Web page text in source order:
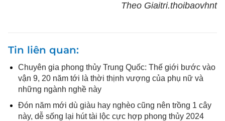
Theo Giaitri.thoibaovhnt
Tin liên quan
Chuyên gia phong thủy Trung Quốc: Thế giới bước vào
vận 9, 20 năm tới là thời thịnh vượng của phụ nữ và
những ngành nghề này
Đón năm mới dù giàu hay nghèo cũng nên trồng 1 cây
này, dễ sống lại hút tài lộc cực hợp phong thủy 2024